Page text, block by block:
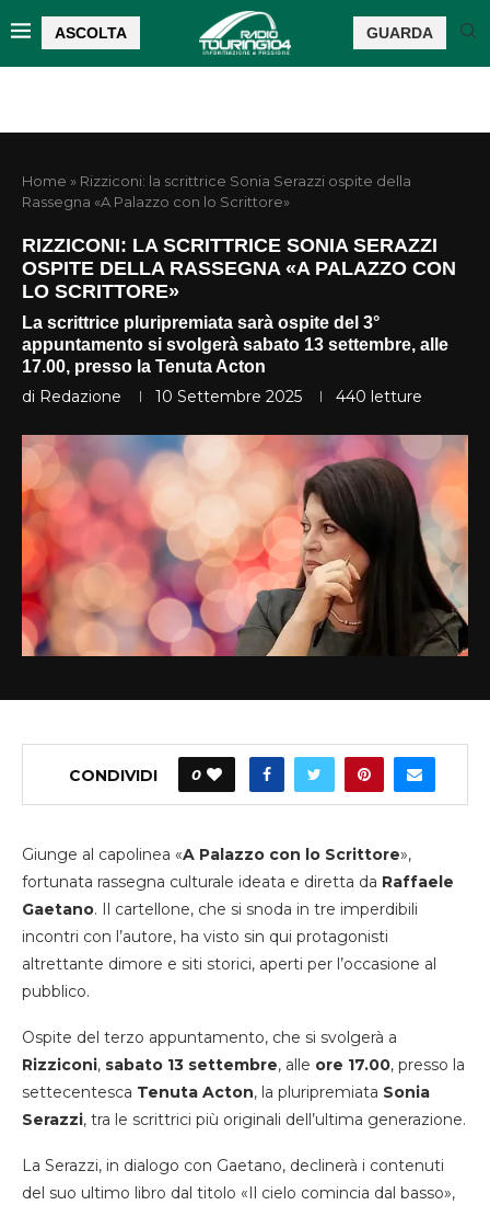
ASCOLTA GUARDA
Home » Rizziconi: la scrittrice Sonia Serazzi ospite della
Rassegna «A Palazzo con lo Scrittore»
RIZZICONI: LA SCRITTRICE SONIA SERAZZI
OSPITE DELLA RASSEGNA «A PALAZZO CON
LO SCRITTORE»
La scrittrice pluripremiata sarà ospite del 3°
appuntamento si svolgerà sabato 13 settembre, alle
17.00, presso la Tenuta Acton
di Redazione 10 Settembre 2025 440 letture
CONDIVIDI 0
Giunge al capolinea «A Palazzo con lo Scrittore»,
fortunata rassegna culturale ideata e diretta da Raffaele
Gaetano. Il cartellone, che si snoda in tre imperdibili
incontri con l’autore, ha visto sin qui protagonisti
altrettante dimore e siti storici, aperti per l’occasione al
pubblico.
Ospite del terzo appuntamento, che si svolgerà a
Rizziconi, sabato 13 settembre, alle ore 17.00, presso la
settecentesca Tenuta Acton, la pluripremiata Sonia
Serazzi, tra le scrittrici più originali dell’ultima generazione.
La Serazzi, in dialogo con Gaetano, declinerà i contenuti
del suo ultimo libro dal titolo «Il cielo comincia dal basso»,